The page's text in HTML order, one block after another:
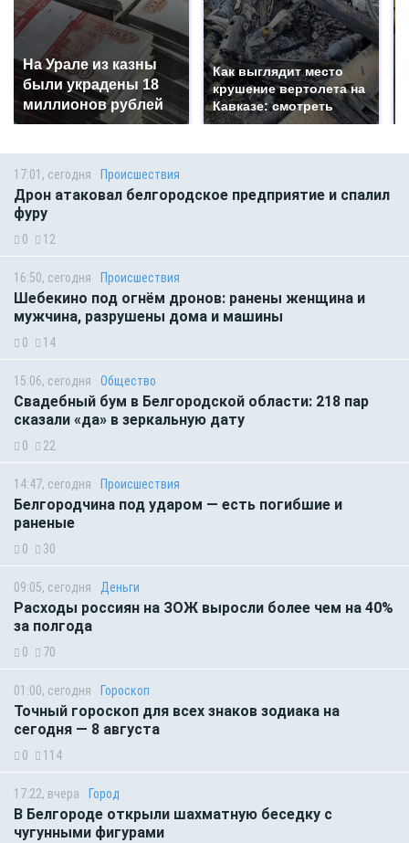
На Урале из казны
были украдены 18
миллионов рублей
Как выглядит место
крушение вертолета на
Кавказе: смотреть
17:01, сегодня Происшествия
Дрон атаковал белгородское предприятие и спалил
фуру
0 12
16:50, сегодня Происшествия
Шебекино под огнём дронов: ранены женщина и
мужчина, разрушены дома и машины
0 14
15:06, сегодня Общество
Свадебный бум в Белгородской области: 218 пар
сказали «да» в зеркальную дату
0 22
14:47, сегодня Происшествия
Белгородчина под ударом — есть погибшие и
раненые
0 30
09:05, сегодня Деньги
Расходы россиян на ЗОЖ выросли более чем на 40%
за полгода
0 70
01:00, сегодня Гороскоп
Точный гороскоп для всех знаков зодиака на
сегодня — 8 августа
0 114
17:22, вчера Город
В Белгороде открыли шахматную беседку с
чугунными фигурами